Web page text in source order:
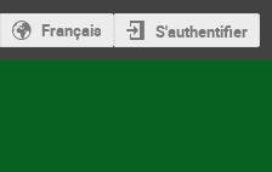
Français S'authentifier